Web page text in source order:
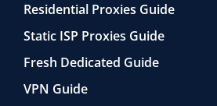
Residential Proxies Guide
Static ISP Proxies Guide
Fresh Dedicated Guide
VPN Guide